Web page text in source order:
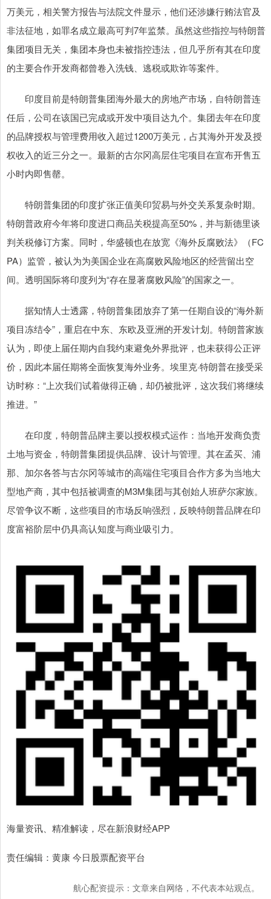
万美元，相关警方报告与法院文件显示，他们还涉嫌行贿法官及
非法征地，如罪名成立最高可判7年监禁。虽然这些指控与特朗普
集团项目无关，集团本身也未被指控违法，但几乎所有其在印度
的主要合作开发商都曾卷入洗钱、逃税或欺诈等案件。
印度目前是特朗普集团海外最大的房地产市场，自特朗普连
任后，公司在该国已完成或开发中项目达九个。集团去年在印度
的品牌授权与管理费用收入超过1200万美元，占其海外开发及授
权收入的近三分之一。最新的古尔冈高层住宅项目在宣布开售五
小时内即售罄。
特朗普集团的印度扩张正值美印贸易与外交关系复杂时期。
特朗普政府今年将印度进口商品关税提高至50%，并与新德里谈
判关税修订方案。同时，华盛顿也在放宽《海外反腐败法》（FC
PA）监管，被认为为美国企业在高腐败风险地区的经营留出空
间。透明国际将印度列为“存在显著腐败风险”的国家之一。
据知情人士透露，特朗普集团放弃了第一任期自设的“海外新
项目冻结令”，重启在中东、东欧及亚洲的开发计划。特朗普家族
认为，即使上届任期内自我约束避免外界批评，也未获得公正评
价，因此本届任期将全面恢复海外业务。埃里克·特朗普在接受采
访时称：“上次我们试着做得正确，却仍被批评，这次我们将继续
推进。”
在印度，特朗普品牌主要以授权模式运作：当地开发商负责
土地与资金，特朗普集团提供品牌、设计与管理。其在孟买、浦
那、加尔各答与古尔冈等城市的高端住宅项目合作方多为当地大
型地产商，其中包括被调查的M3M集团与其创始人班萨尔家族。
尽管争议不断，这些项目的市场反响强烈，反映特朗普品牌在印
度富裕阶层中仍具高认知度与商业吸引力。
海量资讯、精准解读，尽在新浪财经APP
责任编辑：黄康 今日股票配资平台
航心配资提示：文章来自网络，不代表本站观点。